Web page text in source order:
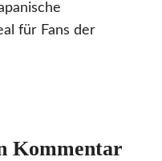
für Fans der
Kommentar